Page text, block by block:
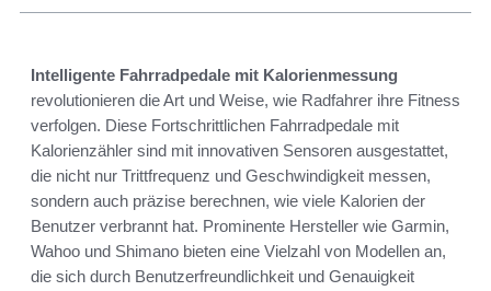
Intelligente Fahrradpedale mit Kalorienmessung
revolutionieren die Art und Weise, wie Radfahrer ihre Fitness
verfolgen. Diese Fortschrittlichen Fahrradpedale mit
Kalorienzähler sind mit innovativen Sensoren ausgestattet,
die nicht nur Trittfrequenz und Geschwindigkeit messen,
sondern auch präzise berechnen, wie viele Kalorien der
Benutzer verbrannt hat. Prominente Hersteller wie Garmin,
Wahoo und Shimano bieten eine Vielzahl von Modellen an,
die sich durch Benutzerfreundlichkeit und Genauigkeit